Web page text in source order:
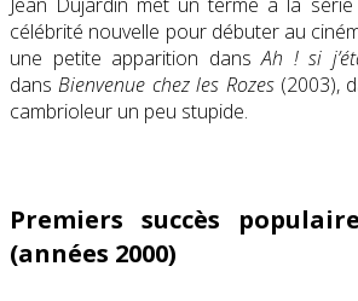
Jean Dujardin met un terme à la
célébrité nouvelle pour débuter au
une petite apparition dansAh ! si
dansBienvenue chez les Rozes(2003),
cambrioleur un peu stupide.
Premiers succès
(années 2000)